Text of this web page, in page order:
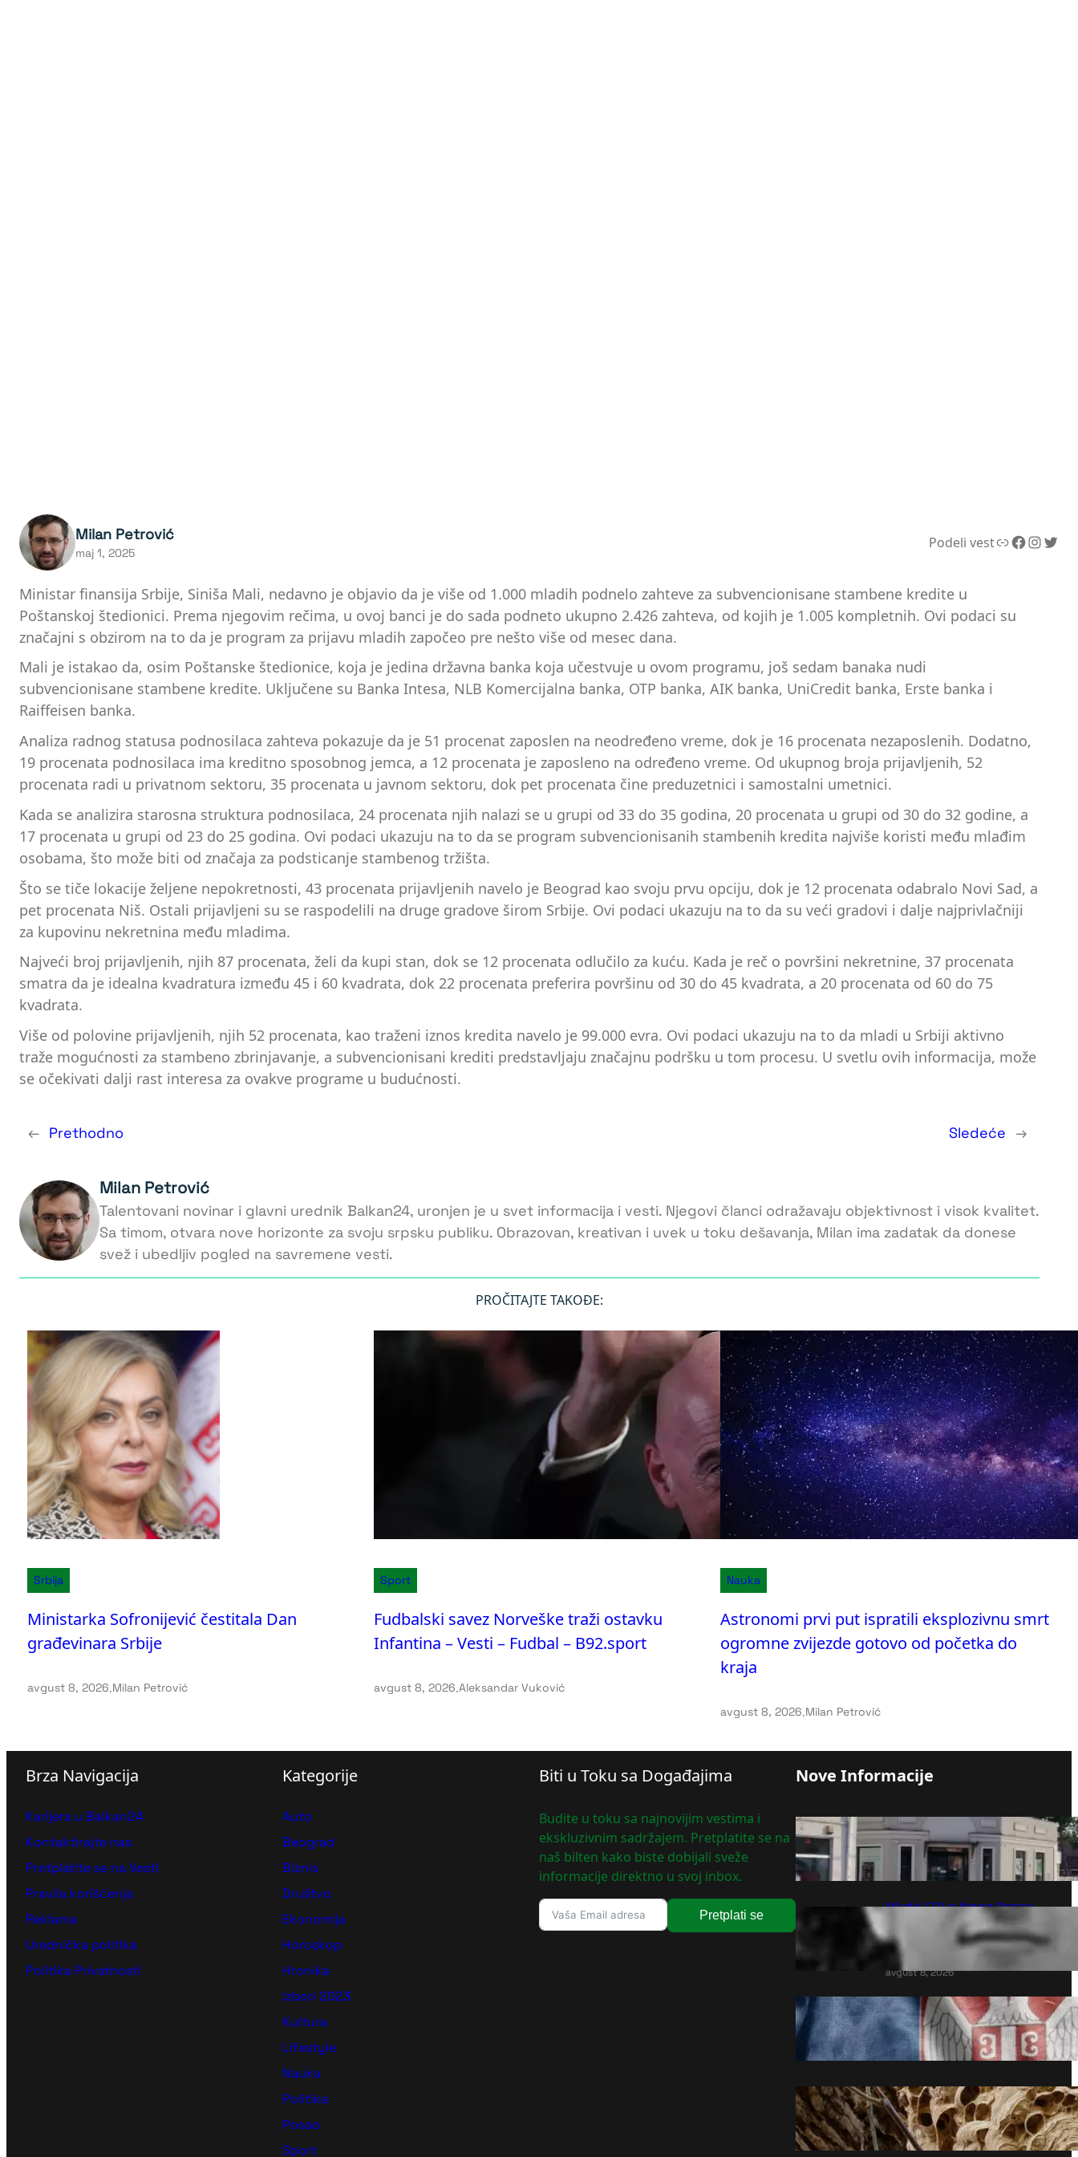
Milan Petrović
maj 1, 2025
Podeli vestLink Facebook InstagramTwitter
Ministar finansija Srbije, Siniša Mali, nedavno je objavio da je više od 1.000 mladih podnelo zahteve za subvencionisane stambene kredite u
Poštanskoj štedionici. Prema njegovim rečima, u ovoj banci je do sada podneto ukupno 2.426 zahteva, od kojih je 1.005 kompletnih. Ovi podaci su
značajni s obzirom na to da je program za prijavu mladih započeo pre nešto više od mesec dana.
Mali je istakao da, osim Poštanske štedionice, koja je jedina državna banka koja učestvuje u ovom programu, još sedam banaka nudi
subvencionisane stambene kredite. Uključene su Banka Intesa, NLB Komercijalna banka, OTP banka, AIK banka, UniCredit banka, Erste banka i
Raiffeisen banka.
Analiza radnog statusa podnosilaca zahteva pokazuje da je 51 procenat zaposlen na neodređeno vreme, dok je 16 procenata nezaposlenih. Dodatno,
19 procenata podnosilaca ima kreditno sposobnog jemca, a 12 procenata je zaposleno na određeno vreme. Od ukupnog broja prijavljenih, 52
procenata radi u privatnom sektoru, 35 procenata u javnom sektoru, dok pet procenata čine preduzetnici i samostalni umetnici.
Kada se analizira starosna struktura podnosilaca, 24 procenata njih nalazi se u grupi od 33 do 35 godina, 20 procenata u grupi od 30 do 32 godine, a
17 procenata u grupi od 23 do 25 godina. Ovi podaci ukazuju na to da se program subvencionisanih stambenih kredita najviše koristi među mlađim
osobama, što može biti od značaja za podsticanje stambenog tržišta.
Što se tiče lokacije željene nepokretnosti, 43 procenata prijavljenih navelo je Beograd kao svoju prvu opciju, dok je 12 procenata odabralo Novi Sad, a
pet procenata Niš. Ostali prijavljeni su se raspodelili na druge gradove širom Srbije. Ovi podaci ukazuju na to da su veći gradovi i dalje najprivlačniji
za kupovinu nekretnina među mladima.
Najveći broj prijavljenih, njih 87 procenata, želi da kupi stan, dok se 12 procenata odlučilo za kuću. Kada je reč o površini nekretnine, 37 procenata
smatra da je idealna kvadratura između 45 i 60 kvadrata, dok 22 procenata preferira površinu od 30 do 45 kvadrata, a 20 procenata od 60 do 75
kvadrata.
Više od polovine prijavljenih, njih 52 procenata, kao traženi iznos kredita navelo je 99.000 evra. Ovi podaci ukazuju na to da mladi u Srbiji aktivno
traže mogućnosti za stambeno zbrinjavanje, a subvencionisani krediti predstavljaju značajnu podršku u tom procesu. U svetlu ovih informacija, može
se očekivati dalji rast interesa za ovakve programe u budućnosti.
← Prethodno Sledeće →
Milan Petrović
Talentovani novinar i glavni urednik Balkan24, uronjen je u svet informacija i vesti. Njegovi članci odražavaju objektivnost i visok kvalitet.
Sa timom, otvara nove horizonte za svoju srpsku publiku. Obrazovan, kreativan i uvek u toku dešavanja, Milan ima zadatak da donese
svež i ubedljiv pogled na savremene vesti.
PROČITAJTE TAKOĐE:
Srbija
Ministarka Sofronijević čestitala Dan
građevinara Srbije
avgust 8, 2026.Milan Petrović
Sport
Fudbalski savez Norveške traži ostavku
Infantina – Vesti – Fudbal – B92.sport
avgust 8, 2026.Aleksandar Vuković
Nauka
Astronomi prvi put ispratili eksplozivnu smrt
ogromne zvijezde gotovo od početka do
kraja
avgust 8, 2026.Milan Petrović
Brza Navigacija
Karijera u Balkan24
Kontaktirajte nas
Pretplatite se na Vesti
Pravila korišćenja
Reklama
Urednička politika
Politika Privatnosti
Kategorije
Auto
Beograd
Biznis
Društvo
Ekonomija
Horoskop
Hronika
Izbori 2023
Kultura
Lifestyle
Nauka
Politika
Posao
Sport
Biti u Toku sa Događajima
Budite u toku sa najnovijim vestima i
ekskluzivnim sadržajem. Pretplatite se na
naš bilten kako biste dobijali sveže
informacije direktno u svoj inbox.
Pretplati se
Nove Informacije
Manifestacija „Međunarodi
susreti u Obrenovcu“
avgust 8, 2026
Mladić (22) iz Novog Pazara
poginuo u Ulcinju – vozač
izgubio kontrolu i usledila
tragedija
avgust 8, 2026
Nova medalja za Srbiju na
Evropskom prvenstvu!
avgust 8, 2026
Zašto ima puno stršljena u
Beogradu
avgust 8, 2026